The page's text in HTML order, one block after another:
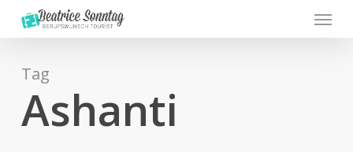
content
Menu
Tag
Ashanti